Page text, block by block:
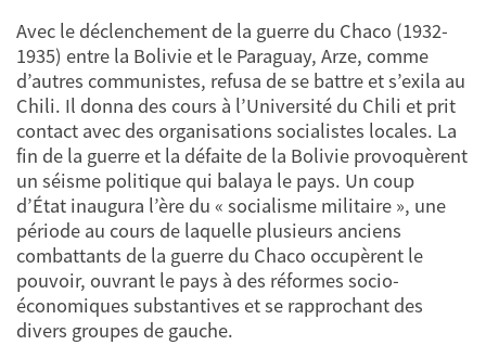
Avec le déclenchement de la guerre du Chaco (1932-
1935) entre la Bolivie et le Paraguay, Arze, comme
d’autres communistes, refusa de se battre et s’exila au
Chili. Il donna des cours à l’Université du Chili et prit
contact avec des organisations socialistes locales. La
fin de la guerre et la défaite de la Bolivie provoquèrent
un séisme politique qui balaya le pays. Un coup
d’État inaugura l’ère du « socialisme militaire », une
période au cours de laquelle plusieurs anciens
combattants de la guerre du Chaco occupèrent le
pouvoir, ouvrant le pays à des réformes socio-
économiques substantives et se rapprochant des
divers groupes de gauche.